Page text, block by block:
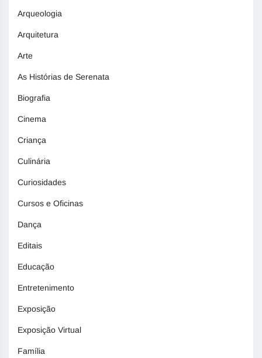
Arqueologia
Arquitetura
Arte
As Histórias de Serenata
Biografia
Cinema
Criança
Culinária
Curiosidades
Cursos e Oficinas
Dança
Editais
Educação
Entretenimento
Exposição
Exposição Virtual
Família